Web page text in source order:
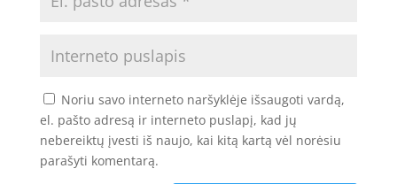
Noriu savo interneto naršyklėje išsaugoti vardą,
el. pašto adresą ir interneto puslapį, kad jų
nebereiktų įvesti iš naujo, kai kitą kartą vėl norėsiu
parašyti komentarą.